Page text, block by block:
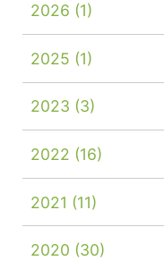
2026 (1)
2025 (1)
2023 (3)
2022 (16)
2021 (11)
2020 (30)